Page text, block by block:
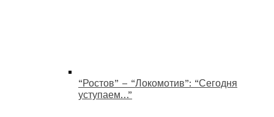
“Ростов” – “Локомотив”: “Сегодня
уступаем…”